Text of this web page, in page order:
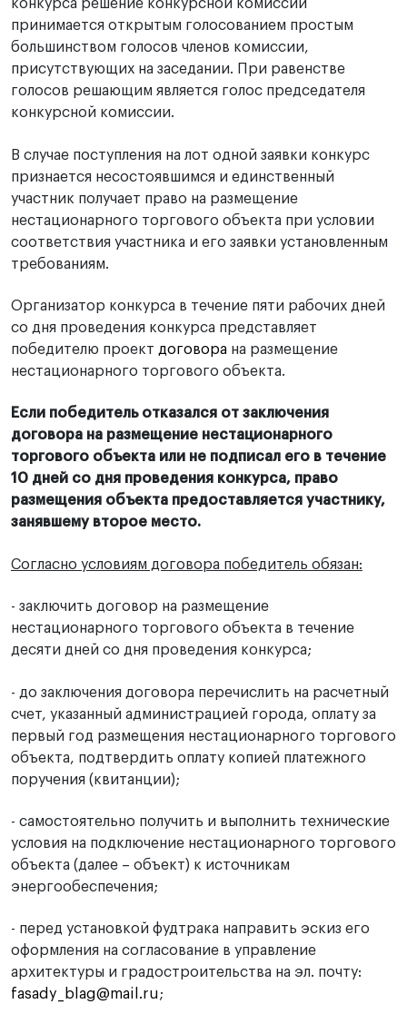
конкурса решение конкурсной комиссии
принимается открытым голосованием простым
большинством голосов членов комиссии,
присутствующих на заседании. При равенстве
голосов решающим является голос председателя
конкурсной комиссии.
В случае поступления на лот одной заявки конкурс
признается несостоявшимся и единственный
участник получает право на размещение
нестационарного торгового объекта при условии
соответствия участника и его заявки установленным
требованиям.
Организатор конкурса в течение пяти рабочих дней
со дня проведения конкурса представляет
победителю проект договора на размещение
нестационарного торгового объекта.
Если победитель отказался от заключения
договора на размещение нестационарного
торгового объекта или не подписал его в течение
10 дней со дня проведения конкурса, право
размещения объекта предоставляется участнику,
занявшему второе место.
Согласно условиям договора победитель обязан:
- заключить договор на размещение
нестационарного торгового объекта в течение
десяти дней со дня проведения конкурса;
- до заключения договора перечислить на расчетный
счет, указанный администрацией города, оплату за
первый год размещения нестационарного торгового
объекта, подтвердить оплату копией платежного
поручения (квитанции);
- самостоятельно получить и выполнить технические
условия на подключение нестационарного торгового
объекта (далее – объект) к источникам
энергообеспечения;
- перед установкой фудтрака направить эскиз его
оформления на согласование в управление
архитектуры и градостроительства на эл. почту:
fasady_blag@mail.ru;